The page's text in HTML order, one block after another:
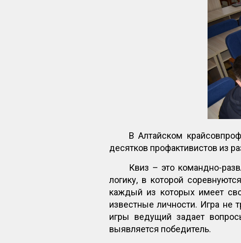
В Алтайском
десятков профактивистов из
Квиз – это командно-
логику, в которой
каждый из которых имеет
известные личности. Игра не
игры ведущий задает
выявляется победитель.